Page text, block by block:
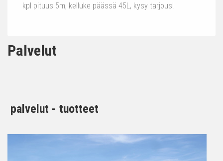
kpl pituus 5m, kelluke päässä 45L, kysy tarjous!
Palvelut
palvelut - tuotteet